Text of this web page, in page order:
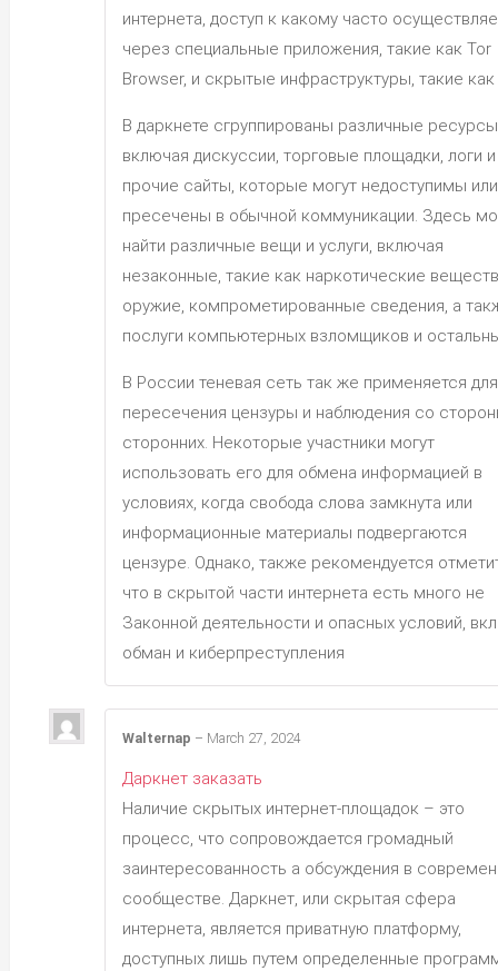
интернета, доступ к какому часто
через специальные приложения, такие как Tor
Browser, и скрытые инфраструктуры, такие как
В даркнете сгруппированы различные
включая дискуссии, торговые площадки, логи и
прочие сайты, которые могут недоступимы или
пресечены в обычной коммуникации. Здесь
найти различные вещи и услуги, включая
незаконные, такие как наркотические
оружие, компрометированные сведения, а
послуги компьютерных взломщиков и
В России теневая сеть так же применяется для
пересечения цензуры и наблюдения со
сторонних. Некоторые участники могут
использовать его для обмена информацией в
условиях, когда свобода слова замкнута или
информационные материалы подвергаются
цензуре. Однако, также рекомендуется
что в скрытой части интернета есть много не
Законной деятельности и опасных условий,
обман и киберпреступления
Walternap – March 27, 2024
Даркнет заказать
Наличие скрытых интернет-площадок – это
процесс, что сопровождается громадный
заинтересованность а обсуждения в
сообществе. Даркнет, или скрытая сфера
интернета, является приватную платформу,
доступных лишь путем определенные